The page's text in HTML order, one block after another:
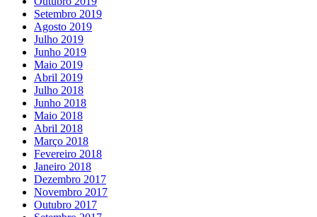
Setembro 2019
Agosto 2019
Julho 2019
Junho 2019
Maio 2019
Abril 2019
Julho 2018
Junho 2018
Maio 2018
Abril 2018
Março 2018
Fevereiro 2018
Janeiro 2018
Dezembro 2017
Novembro 2017
Outubro 2017